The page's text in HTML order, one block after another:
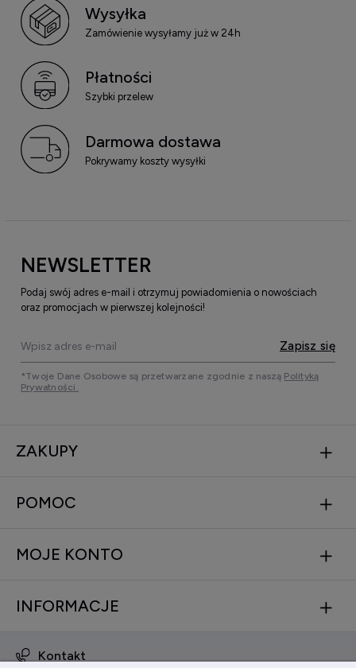
Wysyłka
Zamówienie wysyłamy już w 24h
Płatności
Szybki przelew
Darmowa dostawa
Pokrywamy koszty wysyłki
NEWSLETTER
Podaj swój adres e-mail i otrzymuj powiadomienia o nowościach
oraz promocjach w pierwszej kolejności!
Zapisz się
*Twoje Dane Osobowe są przetwarzane zgodnie z naszą Polityką
Prywatności.
ZAKUPY
POMOC
MOJE KONTO
INFORMACJE
Kontakt